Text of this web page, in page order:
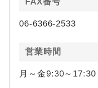
06-6366-2533
営業時間
月～金9:30～